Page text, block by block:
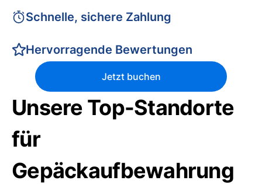
Schnelle, sichere Zahlung
Hervorragende Bewertungen
Jetzt buchen
Unsere Top-Standorte
für
Gepäckaufbewahrung